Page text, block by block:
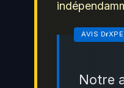
Notre